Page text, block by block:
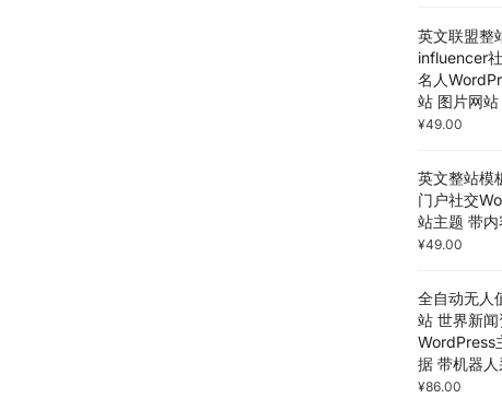
英文联盟整
influencer
名人
站 图片网站
¥49.00
英文整站模
门户社交
站主题 带
¥49.00
全自动无人
站 世界新
WordPress
据 带机器
¥86.00